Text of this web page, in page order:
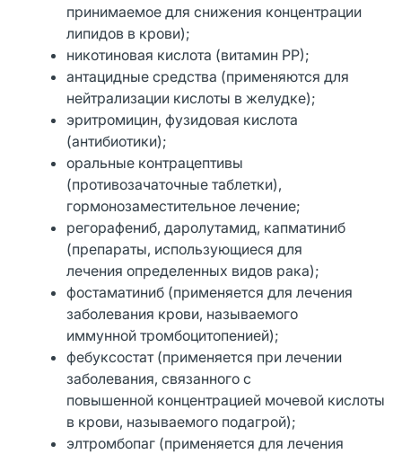
принимаемое для снижения концентрации
липидов в крови);
никотиновая кислота (витамин РР);
антацидные средства (применяются для
нейтрализации кислоты в желудке);
эритромицин, фузидовая кислота
(антибиотики);
оральные контрацептивы
(противозачаточные таблетки),
гормонозаместительное лечение;
регорафениб, даролутамид, капматиниб
(препараты, использующиеся для
лечения определенных видов рака);
фостаматиниб (применяется для лечения
заболевания крови, называемого
иммунной тромбоцитопенией);
фебуксостат (применяется при лечении
заболевания, связанного с
повышенной концентрацией мочевой кислоты
в крови, называемого подагрой);
элтромбопаг (применяется для лечения